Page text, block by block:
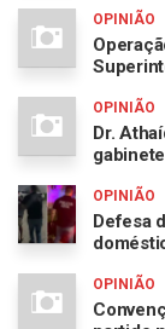
OPINIÃO
OPINIÃO
Dr.
OPINIÃO
Defesa
OPINIÃO